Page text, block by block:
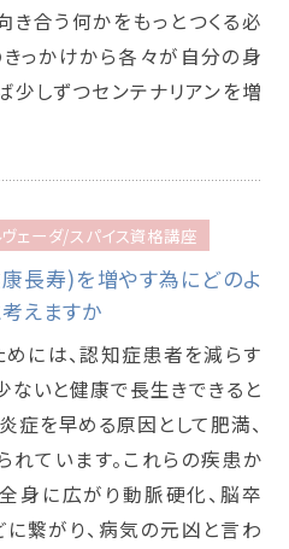
合う何かをもっとつくる必
っかけから各々が自分の身
しずつセンテナリアンを増
ェーダ/スパイス資格講座
長寿)を増やす為にどのよ
えますか
には、認知症患者を減らす
いと健康で長生きできると
症を早める原因として肥満、
ています。これらの疾患か
身に広がり動脈硬化、脳卒
繋がり、病気の元凶と言わ